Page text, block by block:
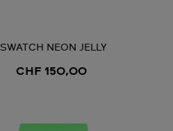
SWATCH NEON JELLY
CHF 150,00